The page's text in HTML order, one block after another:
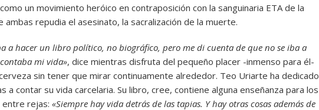
un movimiento heróico en contraposición con la sanguinaria ETA de la
ambas repudia el asesinato, la sacralización de la muerte.
a hacer un libro político, no biográfico, pero me di cuenta de que no se iba a
mi vida», dice mientras disfruta del pequeño placer -inmenso para él-
sin tener que mirar continuamente alrededor. Teo Uriarte ha dedicado
a contar su vida carcelaria. Su libro, cree, contiene alguna enseñanza para los
rejas: «Siempre hay vida detrás de las tapias. Y hay otras cosas además de